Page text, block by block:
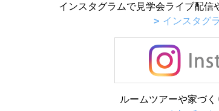
インスタグラムで見学会ライブ配信
インスタグ
ルームツアーや家づ